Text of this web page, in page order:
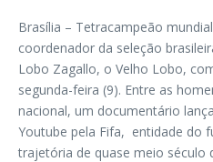
Brasília – Tetracampeão
coordenador da seleção
Lobo Zagallo, o Velho Lobo,
segunda-feira (9). Entre as
nacional, um documentário
Youtube pela Fifa, entidade do
trajetória de quase meio século